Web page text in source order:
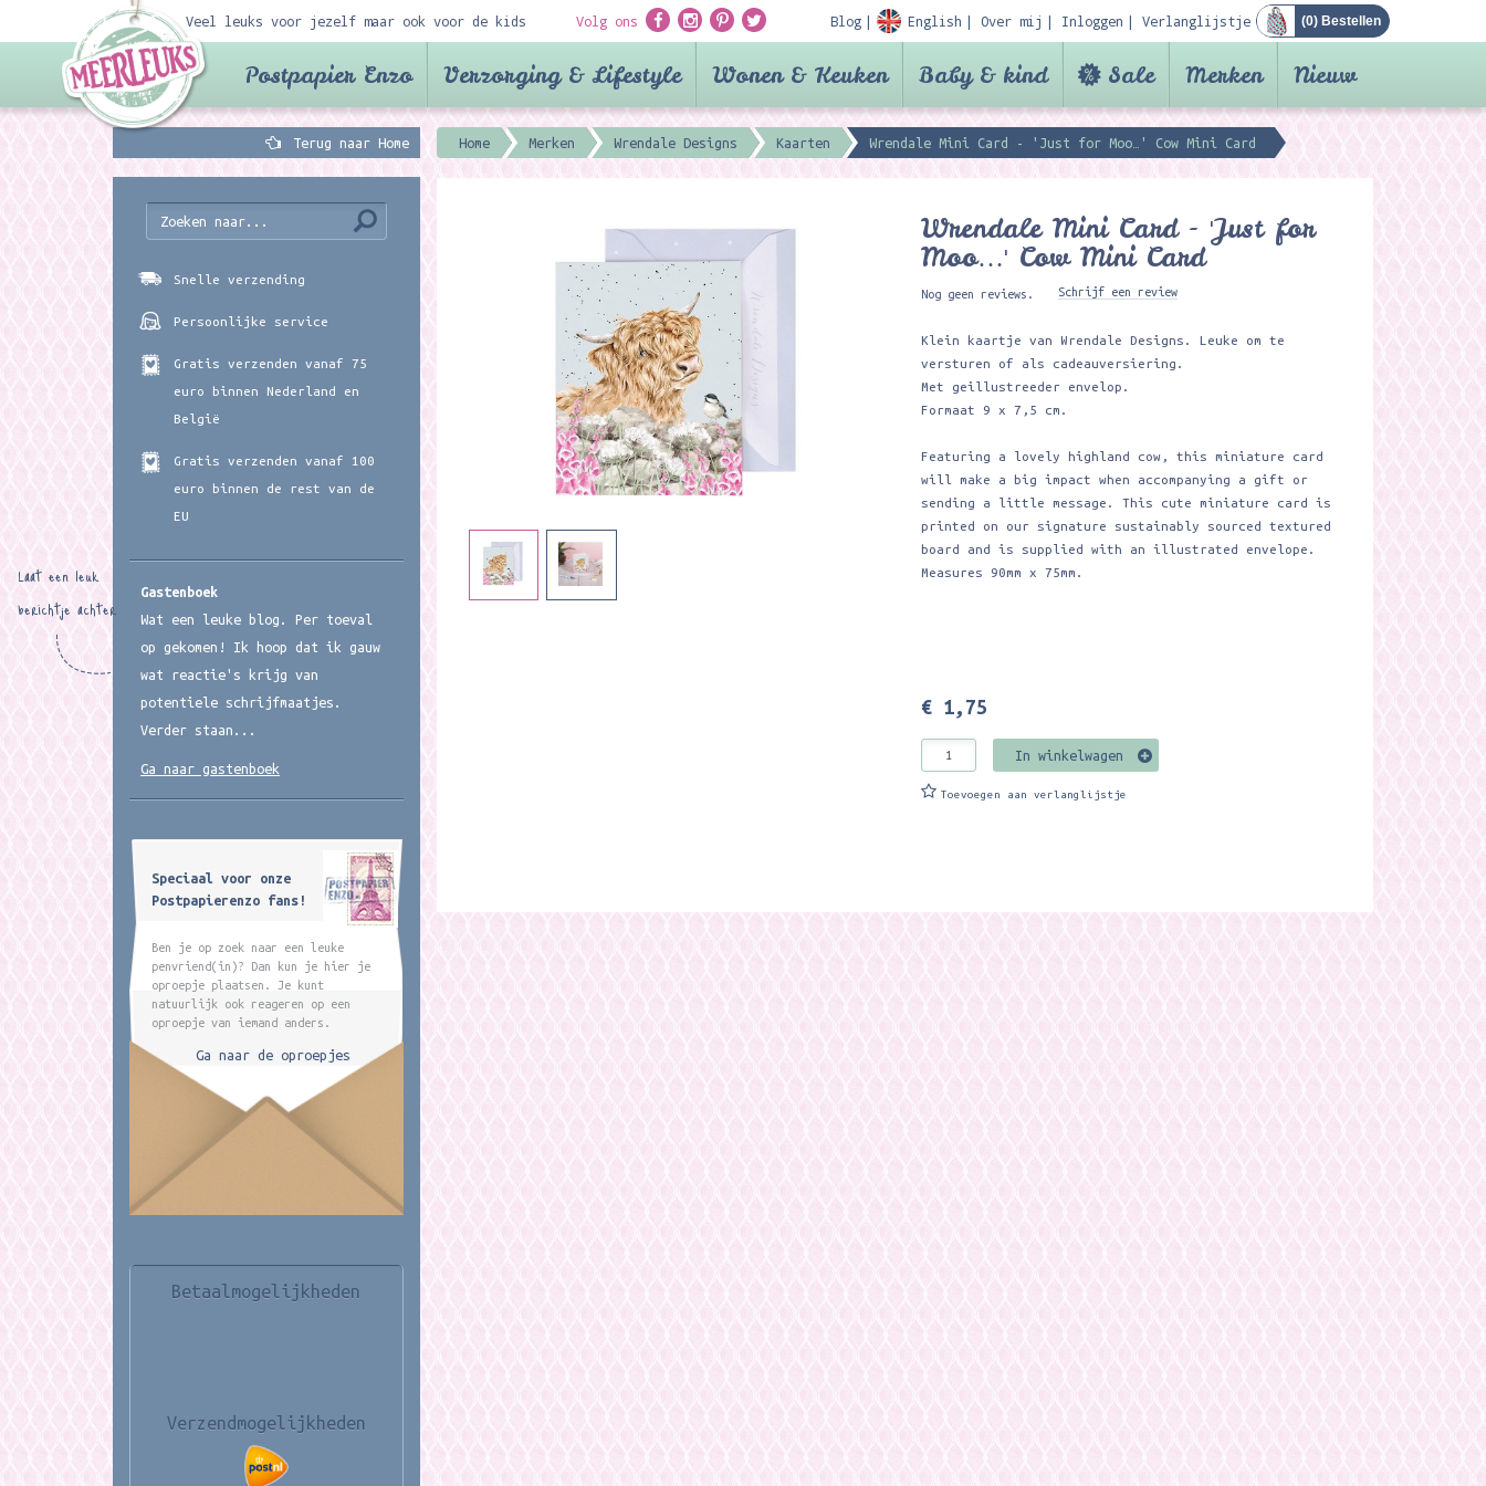
Veel leuks voor jezelf maar ook voor de kids Volg ons Blog English Over mij Inloggen Verlanglijstje (0) Bestellen
Postpapier Enzo Verzorging & Lifestyle Wonen & Keuken Baby & kind Sale Merken Nieuw
Terug naar Home Home Merken Wrendale Designs Kaarten Wrendale Mini Card - 'Just for Moo…' Cow Mini Card ​
Wrendale Mini Card - 'Just for
Moo…' Cow Mini Card ​
Nog geen reviews. Schrijf een review
Klein kaartje van Wrendale Designs. Leuke om te
versturen of als cadeauversiering.
Met geillustreeder envelop.
Formaat 9 x 7,5 cm.
Featuring a lovely highland cow, this miniature card
will make a big impact when accompanying a gift or
sending a little message. This cute miniature card is
printed on our signature sustainably sourced textured
board and is supplied with an illustrated envelope.
Measures 90mm x 75mm.
€ 1,75
In winkelwagen
Toevoegen aan verlanglijstje
Snelle verzending
Persoonlijke service
Gratis verzenden vanaf 75
euro binnen Nederland en
België
Gratis verzenden vanaf 100
euro binnen de rest van de
EU
Gastenboek
Wat een leuke blog. Per toeval
op gekomen! Ik hoop dat ik gauw
wat reactie's krijg van
potentiele schrijfmaatjes.
Verder staan...
Laat een leuk
berichtje achter
Ga naar gastenboek
Speciaal voor onze
Postpapierenzo fans!
Ben je op zoek naar een leuke
penvriend(in)? Dan kun je hier je
oproepje plaatsen. Je kunt
natuurlijk ook reageren op een
oproepje van iemand anders.
Ga naar de oproepjes
Betaalmogelijkheden
Verzendmogelijkheden